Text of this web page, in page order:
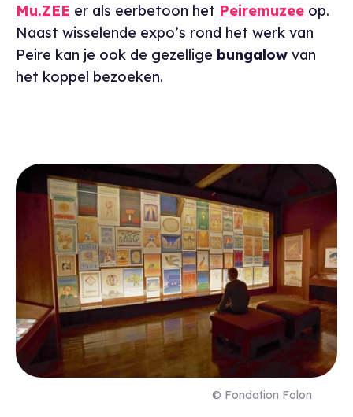
Mu.ZEE er als eerbetoon het Peiremuzee op.
Naast wisselende expo’s rond het werk van
Peire kan je ook de gezellige bungalow van
het koppel bezoeken.
© Fondation Folon